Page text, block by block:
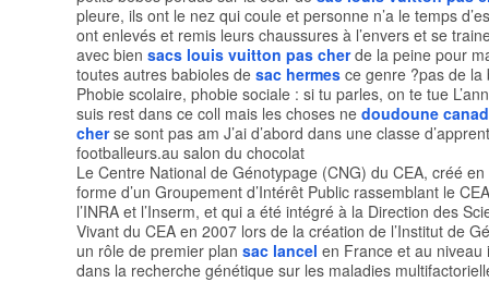
pleure, ils ont le nez qui coule et personne n’a le temps
ont enlevés et remis leurs chaussures à l’envers et se
avec bien sacs louis vuitton pas cherde la peine pour
toutes autres babioles de sac hermes ce genre ?pas de la
Phobie scolaire, phobie sociale : si tu parles, on te tue
suis rest dans ce coll mais les choses ne doudoune
cherse sont pas am J’ai d’abord dans une classe
footballeurs.au salon du chocolat
Le Centre National de Génotypage (CNG) du CEA, créé
forme d’un Groupement d’Intérêt Public rassemblant le
l’INRA et l’Inserm, et qui a été intégré à la Direction des
Vivant du CEA en 2007 lors de la création de l’Institut de
un rôle de premier plan sac lancel en France et au niveau
dans la recherche génétique sur les maladies